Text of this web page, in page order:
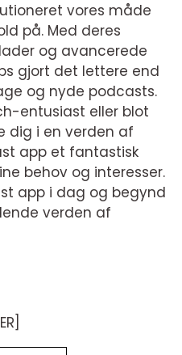
vores måde
på. Med deres
og avancerede
gjort det lettere end
og nyde podcasts.
entusiast eller blot
dig i en verden af
app et fantastisk
behov og interesser.
app i dag og begynd
verden af